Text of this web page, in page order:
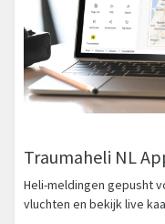
Traumaheli NL
Heli-meldingen gepusht
vluchten en bekijk live